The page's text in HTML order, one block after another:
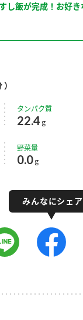
し飯が完成！お好
タンパク質
22.4 g
野菜量
0.0g